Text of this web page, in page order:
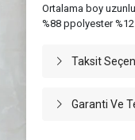
Ortalama boy
%88 ppolyester
Taksit
Garanti Ve